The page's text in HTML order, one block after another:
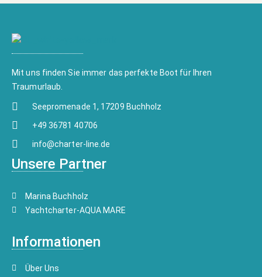
Mit uns finden Sie immer das perfekte Boot für Ihren
Traumurlaub.
Seepromenade 1, 17209 Buchholz
+49 36781 40706
info@charter-line.de
Unsere Partner
Marina Buchholz
Yachtcharter-AQUA MARE
Informationen
Über Uns